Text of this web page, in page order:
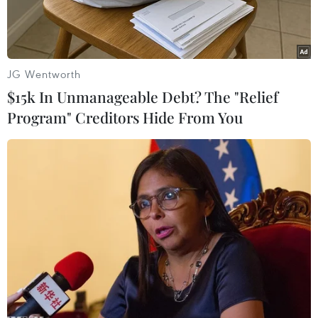
Ảnh chỉ mang tính minh họa. (Nguồn: Internet)
Liên quan tới vụ việc Cơ quan Dịch vụ biên giới
Canada (CBSA) tiến hành rà soát giá trị thông
JG Wentworth
$15k In Unmanageable Debt? The "Relief
Program" Creditors Hide From You